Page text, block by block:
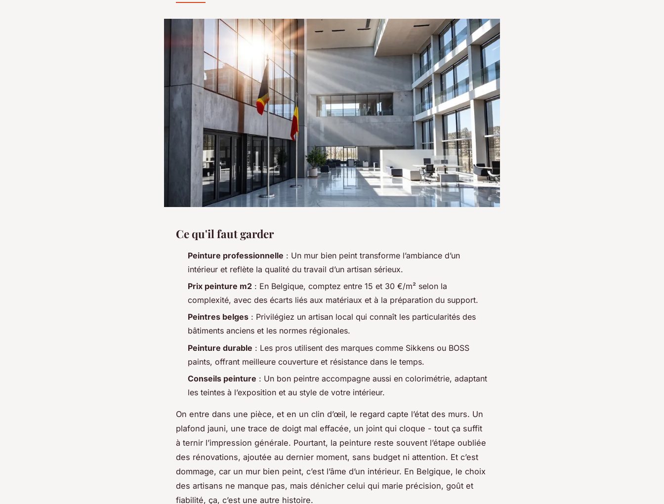
Ce qu'il faut garder
Peinture professionnelle : Un mur bien peint transforme l’ambiance d’un
intérieur et reflète la qualité du travail d’un artisan sérieux.
Prix peinture m2 : En Belgique, comptez entre 15 et 30 €/m² selon la
complexité, avec des écarts liés aux matériaux et à la préparation du support.
Peintres belges : Privilégiez un artisan local qui connaît les particularités des
bâtiments anciens et les normes régionales.
Peinture durable : Les pros utilisent des marques comme Sikkens ou BOSS
paints, offrant meilleure couverture et résistance dans le temps.
Conseils peinture : Un bon peintre accompagne aussi en colorimétrie, adaptant
les teintes à l’exposition et au style de votre intérieur.
On entre dans une pièce, et en un clin d’œil, le regard capte l’état des murs. Un
plafond jauni, une trace de doigt mal effacée, un joint qui cloque - tout ça suffit
à ternir l’impression générale. Pourtant, la peinture reste souvent l’étape oubliée
des rénovations, ajoutée au dernier moment, sans budget ni attention. Et c’est
dommage, car un mur bien peint, c’est l’âme d’un intérieur. En Belgique, le choix
des artisans ne manque pas, mais dénicher celui qui marie précision, goût et
fiabilité, ça, c’est une autre histoire.